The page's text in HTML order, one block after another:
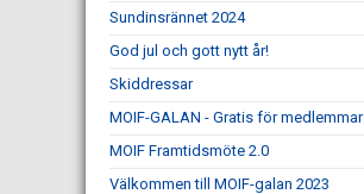
Sundinsrännet 2024
God jul och gott nytt år!
Skiddressar
MOIF-GALAN - Gratis för medlemmar
MOIF Framtidsmöte 2.0
Välkommen till MOIF-galan 2023